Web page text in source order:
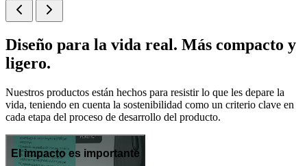
Diseño para la vida real. Más compacto y
ligero.
Nuestros productos están hechos para resistir lo que les depare la
vida, teniendo en cuenta la sostenibilidad como un criterio clave en
cada etapa del proceso de desarrollo del producto.
El impacto es importante